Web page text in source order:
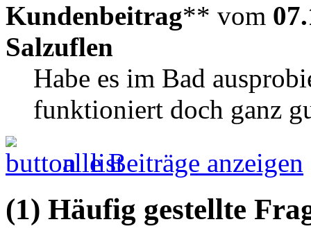
Kundenbeitrag** vom
Salzuflen
Habe es im Bad
funktioniert doch ganz
alle Beiträge anzeigen
(1) Häufig gestellte